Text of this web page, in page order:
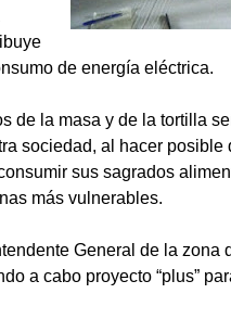
de energía eléctrica.
de la masa y de la tortilla
sociedad, al hacer posible
sus sagrados
más vulnerables.
General de la zona
a cabo proyecto “plus”